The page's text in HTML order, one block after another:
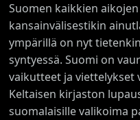
Suomen kaikkien
kansainvälisestikin
ympärillä on nyt
syntyessä. Suomi on
vaikutteet ja viettelykset
Keltaisen kirjaston
suomalaisille valikoima